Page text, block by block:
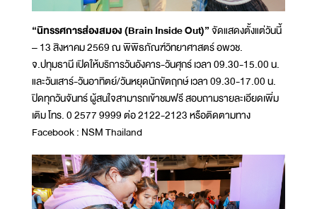
“นิทรรศการส่องสมอง (Brain Inside Out)”จัดแสดงตั้งแต่วันนี้
– 13 สิงหาคม 2569 ณ พิพิธภัณฑ์วิทยาศาสตร์ อพวช.
จ.ปทุมธานี เปิดให้บริการวันอังคาร-วันศุกร์ เวลา 09.30-15.00 น.
และวันเสาร์-วันอาทิตย์/วันหยุดนักขัตฤกษ์ เวลา 09.30-17.00 น.
ปิดทุกวันจันทร์ ผู้สนใจสามารถเข้าชมฟรี สอบถามรายละเอียดเพิ่ม
เติม โทร. 0 2577 9999 ต่อ 2122-2123 หรือติดตามทาง
Facebook : NSM Thailand